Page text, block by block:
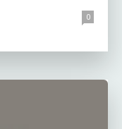
0